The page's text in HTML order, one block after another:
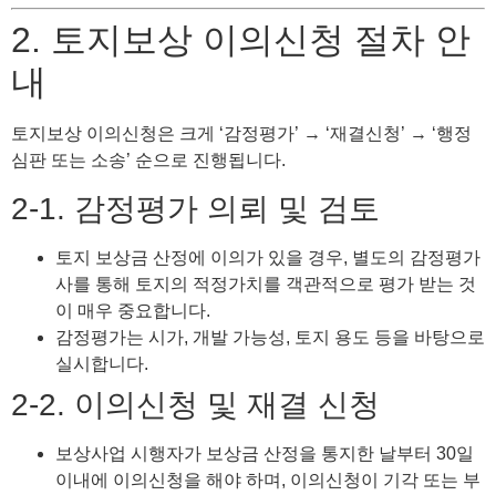
2. 토지보상 이의신청 절차 안
내
토지보상 이의신청은 크게 ‘감정평가’ → ‘재결신청’ → ‘행정
심판 또는 소송’ 순으로 진행됩니다.
2-1. 감정평가 의뢰 및 검토
토지 보상금 산정에 이의가 있을 경우, 별도의 감정평가
사를 통해 토지의 적정가치를 객관적으로 평가 받는 것
이 매우 중요합니다.
감정평가는 시가, 개발 가능성, 토지 용도 등을 바탕으로
실시합니다.
2-2. 이의신청 및 재결 신청
보상사업 시행자가 보상금 산정을 통지한 날부터 30일
이내에 이의신청을 해야 하며, 이의신청이 기각 또는 부